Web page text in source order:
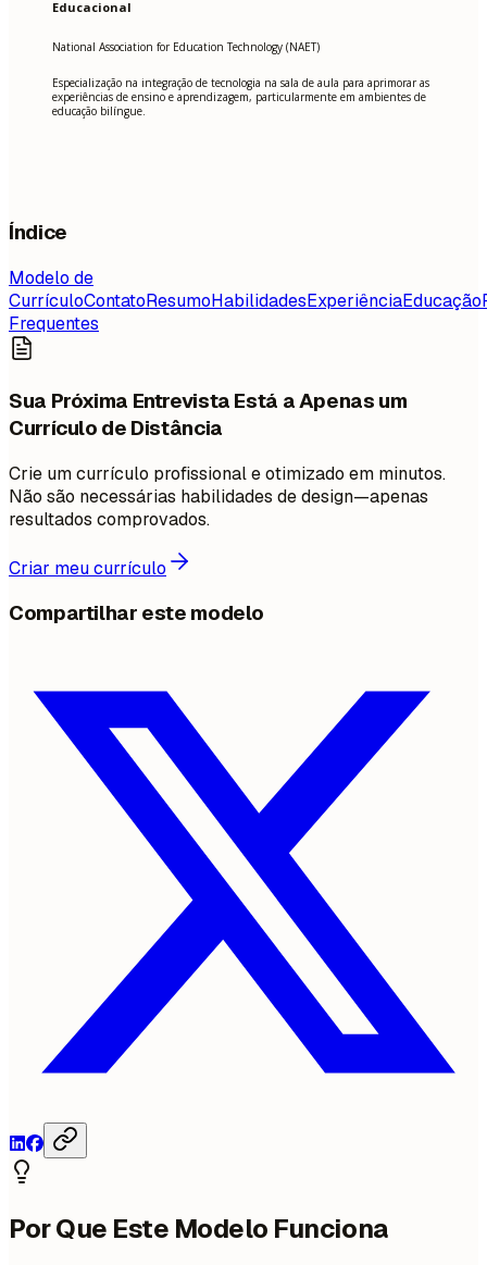
Educacional
National Association for Education Technology (NAET)
Especialização na integração de tecnologia na sala de aula para aprimorar as
experiências de ensino e aprendizagem, particularmente em ambientes de
educação bilíngue.
Índice
Modelo de
CurrículoContatoResumoHabilidadesExperiênciaEducação
Frequentes
Sua Próxima Entrevista Está a Apenas um
Currículo de Distância
Crie um currículo profissional e otimizado em minutos.
Não são necessárias habilidades de design—apenas
resultados comprovados.
Criar meu currículo
Compartilhar este modelo
Por Que Este Modelo Funciona